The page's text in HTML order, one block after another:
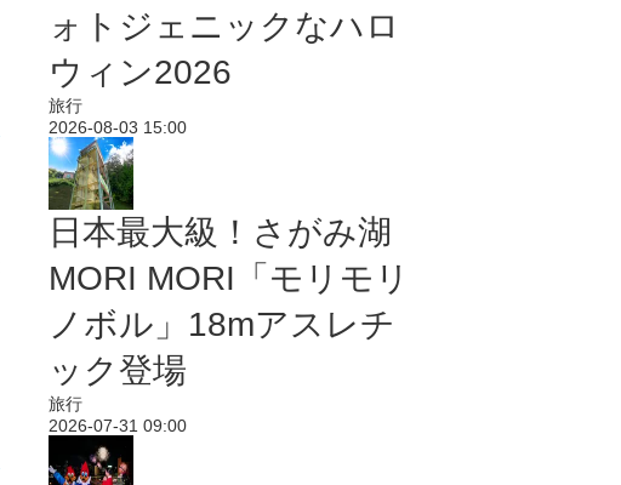
ォトジェニックなハロ
ウィン2026
旅行
2026-08-03 15:00
日本最大級！さがみ湖
MORI MORI「モリモリ
ノボル」18mアスレチ
ック登場
旅行
2026-07-31 09:00